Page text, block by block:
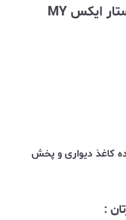
مای استار ایکس MY
کاغذ دیواری و پخش
: